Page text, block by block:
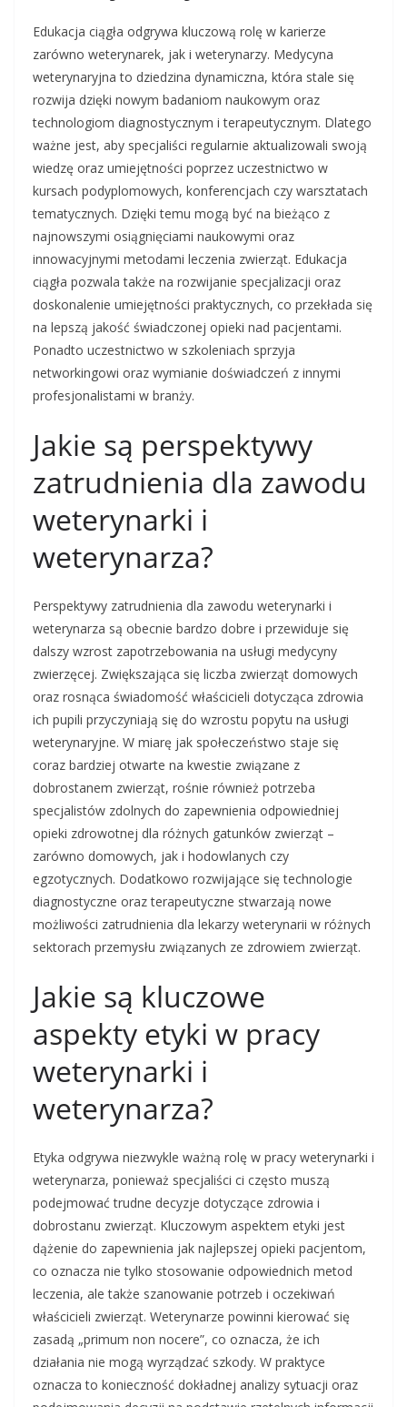
Edukacja ciągła odgrywa kluczową rolę w karierze
zarówno weterynarek, jak i weterynarzy. Medycyna
weterynaryjna to dziedzina dynamiczna, która stale się
rozwija dzięki nowym badaniom naukowym oraz
technologiom diagnostycznym i terapeutycznym. Dlatego
ważne jest, aby specjaliści regularnie aktualizowali swoją
wiedzę oraz umiejętności poprzez uczestnictwo w
kursach podyplomowych, konferencjach czy warsztatach
tematycznych. Dzięki temu mogą być na bieżąco z
najnowszymi osiągnięciami naukowymi oraz
innowacyjnymi metodami leczenia zwierząt. Edukacja
ciągła pozwala także na rozwijanie specjalizacji oraz
doskonalenie umiejętności praktycznych, co przekłada się
na lepszą jakość świadczonej opieki nad pacjentami.
Ponadto uczestnictwo w szkoleniach sprzyja
networkingowi oraz wymianie doświadczeń z innymi
profesjonalistami w branży.
Jakie są perspektywy
zatrudnienia dla zawodu
weterynarki i
weterynarza?
Perspektywy zatrudnienia dla zawodu weterynarki i
weterynarza są obecnie bardzo dobre i przewiduje się
dalszy wzrost zapotrzebowania na usługi medycyny
zwierzęcej. Zwiększająca się liczba zwierząt domowych
oraz rosnąca świadomość właścicieli dotycząca zdrowia
ich pupili przyczyniają się do wzrostu popytu na usługi
weterynaryjne. W miarę jak społeczeństwo staje się
coraz bardziej otwarte na kwestie związane z
dobrostanem zwierząt, rośnie również potrzeba
specjalistów zdolnych do zapewnienia odpowiedniej
opieki zdrowotnej dla różnych gatunków zwierząt –
zarówno domowych, jak i hodowlanych czy
egzotycznych. Dodatkowo rozwijające się technologie
diagnostyczne oraz terapeutyczne stwarzają nowe
możliwości zatrudnienia dla lekarzy weterynarii w różnych
sektorach przemysłu związanych ze zdrowiem zwierząt.
Jakie są kluczowe
aspekty etyki w pracy
weterynarki i
weterynarza?
Etyka odgrywa niezwykle ważną rolę w pracy weterynarki i
weterynarza, ponieważ specjaliści ci często muszą
podejmować trudne decyzje dotyczące zdrowia i
dobrostanu zwierząt. Kluczowym aspektem etyki jest
dążenie do zapewnienia jak najlepszej opieki pacjentom,
co oznacza nie tylko stosowanie odpowiednich metod
leczenia, ale także szanowanie potrzeb i oczekiwań
właścicieli zwierząt. Weterynarze powinni kierować się
zasadą „primum non nocere”, co oznacza, że ich
działania nie mogą wyrządzać szkody. W praktyce
oznacza to konieczność dokładnej analizy sytuacji oraz